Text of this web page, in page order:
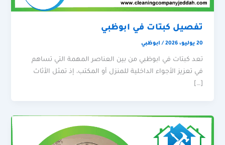
تفصيل كبتات في ابوظبي
20 يوليو، 2026 / ابوظبي
تعد كبتات في ابوظبي من بين العناصر المهمة التي تساهم
في تعزيز الأجواء الداخلية للمنزل أو المكتب، إذ تمثل الأثاث
[…]